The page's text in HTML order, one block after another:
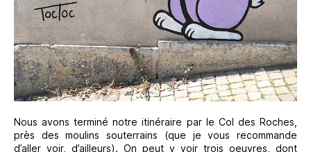
Nous avons terminé notre itinéraire par le Col des Roches,
près des moulins souterrains (que je vous recommande
d’aller voir, d’ailleurs). On peut y voir trois oeuvres, dont